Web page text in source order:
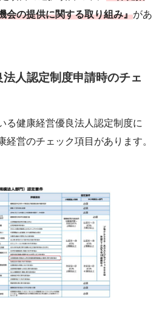
会の提供に関する取り組み』があ
法人認定制度申請時のチェ
る健康経営優良法人認定制度に
経営のチェック項目があります。